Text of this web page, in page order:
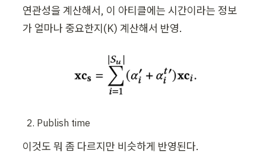
연관성을 계산해서, 이 아티클에는 시간이라는 정보
가 얼마나 중요한지(K) 계산해서 반영.
Publish time
이것도 뭐 좀 다르지만 비슷하게 반영된다.